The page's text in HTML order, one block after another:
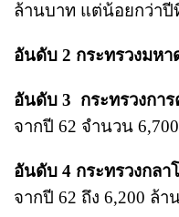
ล้านบาท แต่น้อยกว่าปี
อันดับ 2 กระทรวงมหา
อันดับ 3 กระทรวงการ
จากปี 62 จำนวน
อันดับ 4 กระทรวงกลา
จากปี 62 ถึง 6,200 ล้า